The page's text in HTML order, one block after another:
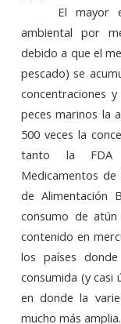
El mayor
ambiental por
debido a que el
pescado) se
concentraciones
peces marinos la
500 veces la
tanto la FDA
Medicamentos de
de Alimentación
consumo de
contenido en
los países
consumida (y casi
en donde la
mucho más amplia.